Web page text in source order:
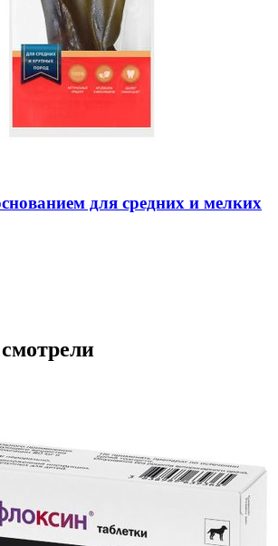
для средних и мелких